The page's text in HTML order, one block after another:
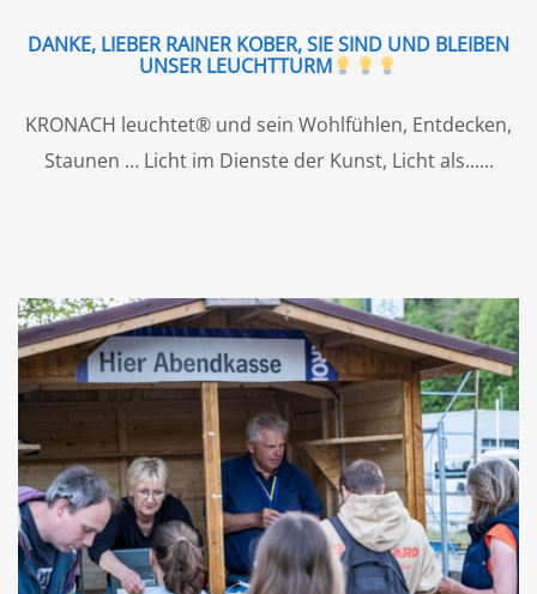
DANKE, LIEBER RAINER KOBER, SIE SIND UND BLEIBEN
UNSER LEUCHTTURM
KRONACH leuchtet® und sein Wohlfühlen, Entdecken,
Staunen … Licht im Dienste der Kunst, Licht als...